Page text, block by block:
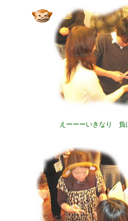
えーーーいきなり 負